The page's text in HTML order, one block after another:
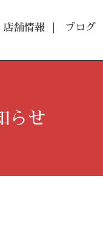
店舗情報 ブログ
らせ